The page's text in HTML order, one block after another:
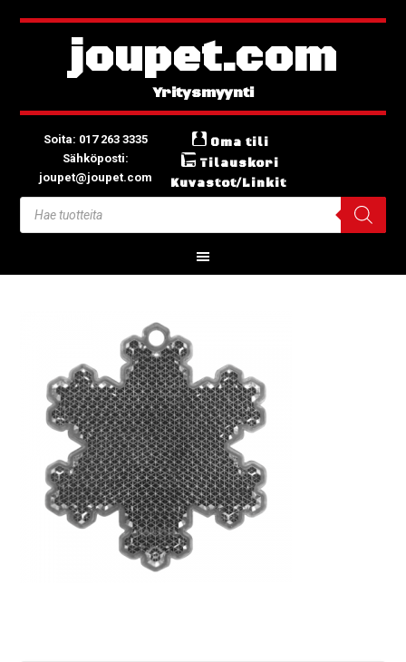
joupet.com
Soita: 017 263 3335
Sähköposti:
joupet@joupet.com
Oma tili
Tilauskori
Kuvastot/Linkit